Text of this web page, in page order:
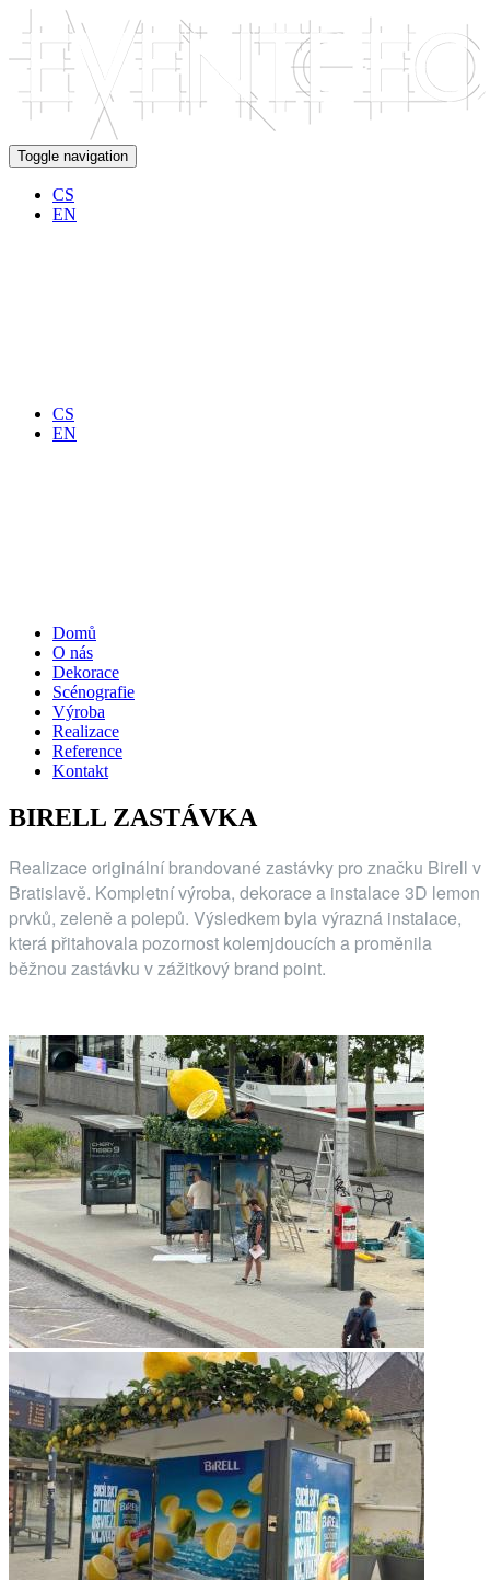
Přejít k hlavnímu obsahu
Toggle navigation
CS
EN
CS
EN
Domů
O nás
Dekorace
Scénografie
Výroba
Realizace
Reference
Kontakt
BIRELL ZASTÁVKA
Realizace originální brandované zastávky pro značku Birell v
Bratislavě. Kompletní výroba, dekorace a instalace 3D lemon
prvků, zeleně a polepů. Výsledkem byla výrazná instalace,
která přitahovala pozornost kolemjdoucích a proměnila
běžnou zastávku v zážitkový brand point.